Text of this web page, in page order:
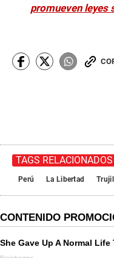
promueven leyes
TAGS RELACIONADOS
Perú La Libertad